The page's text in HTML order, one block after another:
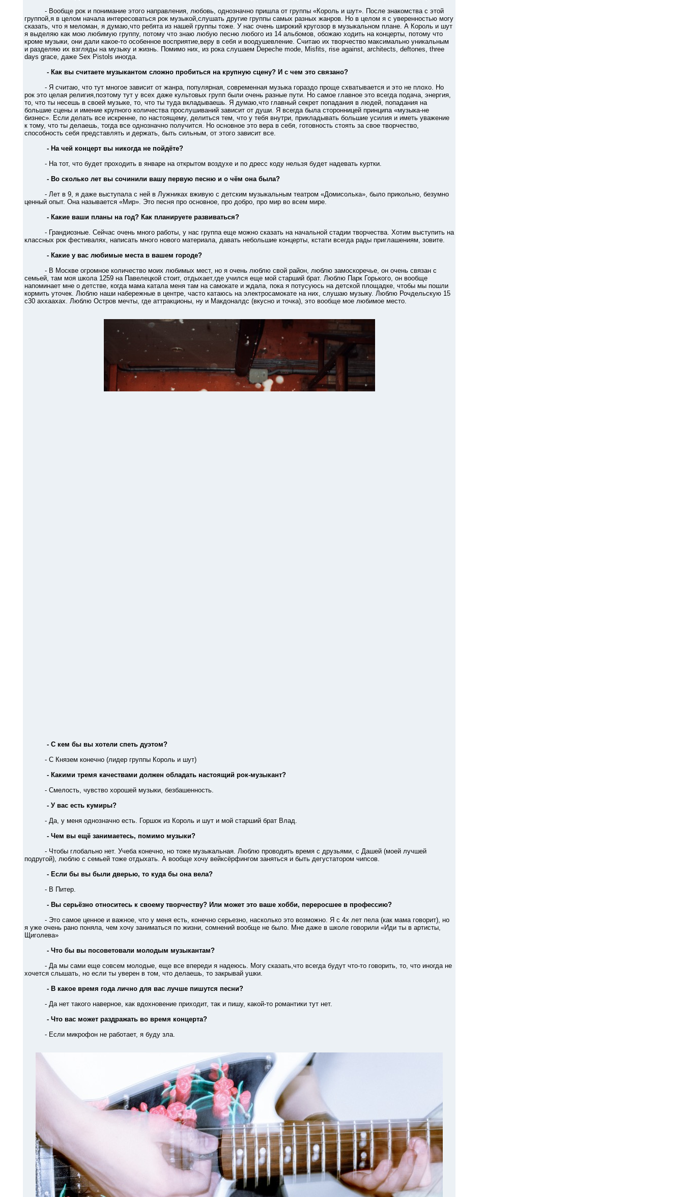
- Вообще рок и понимание этого направления, любовь, однозначно пришла от группы «Король и шут». После знакомства с этой
группой,я в целом начала интересоваться рок музыкой,слушать другие группы самых разных жанров. Но в целом я с уверенностью могу
сказать, что я меломан, я думаю,что ребята из нашей группы тоже. У нас очень широкий кругозор в музыкальном плане. А Король и шут
я выделяю как мою любимую группу, потому что знаю любую песню любого из 14 альбомов, обожаю ходить на концерты, потому что
кроме музыки, они дали какое-то особенное восприятие,веру в себя и воодушевление. Считаю их творчество максимально уникальным
и разделяю их взгляды на музыку и жизнь. Помимо них, из рока слушаем Depeche mode, Misfits, rise against, architects, deftones, three
days grace, даже Sex Pistols иногда.
- Как вы считаете музыкантом сложно пробиться на крупную сцену? И с чем это связано?
- Я считаю, что тут многое зависит от жанра, популярная, современная музыка гораздо проще схватывается и это не плохо. Но
рок это целая религия,поэтому тут у всех даже культовых групп были очень разные пути. Но самое главное это всегда подача, энергия,
то, что ты несешь в своей музыке, то, что ты туда вкладываешь. Я думаю,что главный секрет попадания в людей, попадания на
большие сцены и имение крупного количества прослушиваний зависит от души. Я всегда была сторонницей принципа «музыка-не
бизнес». Если делать все искренне, по настоящему, делиться тем, что у тебя внутри, прикладывать большие усилия и иметь уважение
к тому, что ты делаешь, тогда все однозначно получится. Но основное это вера в себя, готовность стоять за свое творчество,
способность себя представлять и держать, быть сильным, от этого зависит все.
- На чей концерт вы никогда не пойдёте?
- На тот, что будет проходить в январе на открытом воздухе и по дресс коду нельзя будет надевать куртки.
- Во сколько лет вы сочинили вашу первую песню и о чём она была?
- Лет в 9, я даже выступала с ней в Лужниках вживую с детским музыкальным театром «Домисолька», было прикольно, безумно
ценный опыт. Она называется «Мир». Это песня про основное, про добро, про мир во всем мире.
- Какие ваши планы на год? Как планируете развиваться?
- Грандиозные. Сейчас очень много работы, у нас группа еще можно сказать на начальной стадии творчества. Хотим выступить на
классных рок фестивалях, написать много нового материала, давать небольшие концерты, кстати всегда рады приглашениям, зовите.
- Какие у вас любимые места в вашем городе?
- В Москве огромное количество моих любимых мест, но я очень люблю свой район, люблю замоскоречье, он очень связан с
семьей, там моя школа 1259 на Павелецкой стоит, отдыхает,где учился еще мой старший брат. Люблю Парк Горького, он вообще
напоминает мне о детстве, когда мама катала меня там на самокате и ждала, пока я потусуюсь на детской площадке, чтобы мы пошли
кормить уточек. Люблю наши набережные в центре, часто катаюсь на электросамокате на них, слушаю музыку. Люблю Рочдельскую 15
с30 аххаахах. Люблю Остров мечты, где аттракционы, ну и Макдоналдс (вкусно и точка), это вообще мое любимое место.
- С кем бы вы хотели спеть дуэтом?
- С Князем конечно (лидер группы Король и шут)
- Какими тремя качествами должен обладать настоящий рок-музыкант?
- Смелость, чувство хорошей музыки, безбашенность.
- У вас есть кумиры?
- Да, у меня однозначно есть. Горшок из Король и шут и мой старший брат Влад.
- Чем вы ещё занимаетесь, помимо музыки?
- Чтобы глобально нет. Учеба конечно, но тоже музыкальная. Люблю проводить время с друзьями, с Дашей (моей лучшей
подругой), люблю с семьей тоже отдыхать. А вообще хочу вейксёрфингом заняться и быть дегустатором чипсов.
- Если бы вы были дверью, то куда бы она вела?
- В Питер.
- Вы серьёзно относитесь к своему творчеству? Или может это ваше хобби, переросшее в профессию?
- Это самое ценное и важное, что у меня есть, конечно серьезно, насколько это возможно. Я с 4х лет пела (как мама говорит), но
я уже очень рано поняла, чем хочу заниматься по жизни, сомнений вообще не было. Мне даже в школе говорили «Иди ты в артисты,
Щиголева»
- Что бы вы посоветовали молодым музыкантам?
- Да мы сами еще совсем молодые, еще все впереди я надеюсь. Могу сказать,что всегда будут что-то говорить, то, что иногда не
хочется слышать, но если ты уверен в том, что делаешь, то закрывай ушки.
- В какое время года лично для вас лучше пишутся песни?
- Да нет такого наверное, как вдохновение приходит, так и пишу, какой-то романтики тут нет.
- Что вас может раздражать во время концерта?
- Если микрофон не работает, я буду зла.